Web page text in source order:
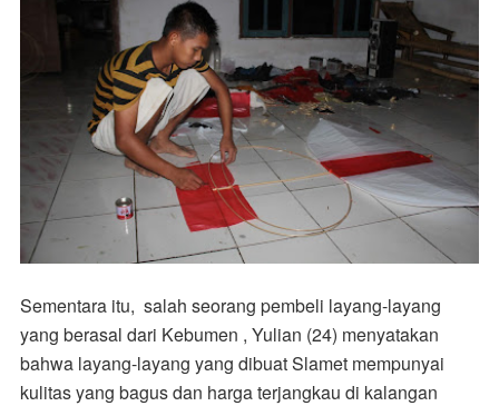
Sementara itu, salah seorang pembeli layang-layang
yang berasal dari Kebumen , Yulian (24) menyatakan
bahwa layang-layang yang dibuat Slamet mempunyai
kulitas yang bagus dan harga terjangkau di kalangan